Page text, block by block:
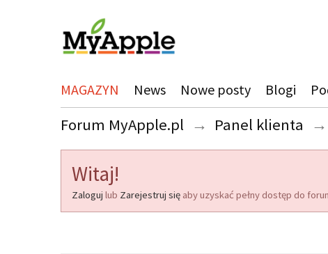
MAGAZYN News Nowe posty Blogi
Forum MyApple.pl → Panel klienta →
Witaj!
Zaloguj lub Zarejestruj się aby uzyskać pełny dostęp do